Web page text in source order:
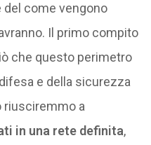
come vengono
Il primo compito
che questo perimetro
e della sicurezza
riusciremmo a
in una rete definita,